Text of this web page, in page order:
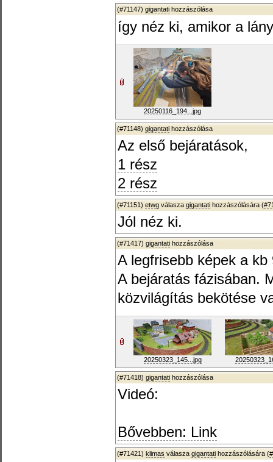
(#71147) gigantati hozzászólása
így néz ki, amikor a
20250116_194...jpg
(#71148) gigantati hozzászólása
Az első bejáratások,
1 rész
2 rész
(#71151) etwg válasza gigantati hozzászólására (
Jól néz ki.
(#71417) gigantati hozzászólása
A legfrisebb képek a
A bejáratás fázisában.
közvilágítás bekötése
20250323_145...jpg
(#71418) gigantati hozzászólása
Videó:
Bővebben: Link
(#71421) klimas válasza gigantati hozzászólására (